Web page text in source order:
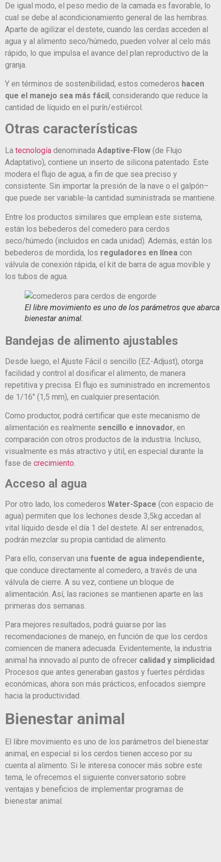
De igual modo, el peso medio de la camada es favorable, lo
cual se debe al acondicionamiento general de las hembras.
Aparte de agilizar el destete, cuando las cerdas acceden al
agua y al alimento seco/húmedo, pueden volver al celo más
rápido, lo que impulsa el avance del plan reproductivo de la
granja.
Y en términos de sostenibilidad, estos comederos hacen
que el manejo sea más fácil, considerando que reduce la
cantidad de líquido en el purín/estiércol.
Otras características
La tecnología denominada Adaptive-Flow (de Flujo
Adaptativo), contiene un inserto de silicona patentado. Este
modera el flujo de agua, a fin de que sea preciso y
consistente. Sin importar la presión de la nave o el galpón–
que puede ser variable-la cantidad suministrada se mantiene.
Entre los productos similares que emplean este sistema,
están los bebederos del comedero para cerdos
seco/húmedo (incluidos en cada unidad). Además, están los
bebederos de mordida, los reguladores en línea con
válvula de conexión rápida, el kit de barra de agua movible y
los tubos de agua.
El libre movimiento es uno de los parámetros que abarca
bienestar animal.
Bandejas de alimento ajustables
Desde luego, el Ajuste Fácil o sencillo (EZ-Adjust), otorga
facilidad y control al dosificar el alimento, de manera
repetitiva y precisa. El flujo es suministrado en incrementos
de 1/16″ (1,5 mm), en cualquier presentación.
Como productor, podrá certificar que este mecanismo de
alimentación es realmente sencillo e innovador, en
comparación con otros productos de la industria. Incluso,
visualmente es más atractivo y útil, en especial durante la
fase de crecimiento.
Acceso al agua
Por otro lado, los comederos Water-Space (con espacio de
agua) permiten que los lechones desde 3,5kg accedan al
vital líquido desde el día 1 del destete. Al ser entrenados,
podrán mezclar su propia cantidad de alimento.
Para ello, conservan una fuente de agua independiente,
que conduce directamente al comedero, a través de una
válvula de cierre. A su vez, contiene un bloque de
alimentación. Así, las raciones se mantienen aparte en las
primeras dos semanas.
Para mejores resultados, podrá guiarse por las
recomendaciones de manejo, en función de que los cerdos
comiencen de manera adecuada. Evidentemente, la industria
animal ha innovado al punto de ofrecer calidad y simplicidad .
Procesos que antes generaban gastos y fuertes pérdidas
económicas, ahora son más prácticos, enfocados siempre
hacia la productividad.
Bienestar animal
El libre movimiento es uno de los parámetros del bienestar
animal, en especial si los cerdos tienen acceso por su
cuenta al alimento. Si le interesa conocer más sobre este
tema, le ofrecemos el siguiente conversatorio sobre
ventajas y beneficios de implementar programas de
bienestar animal.